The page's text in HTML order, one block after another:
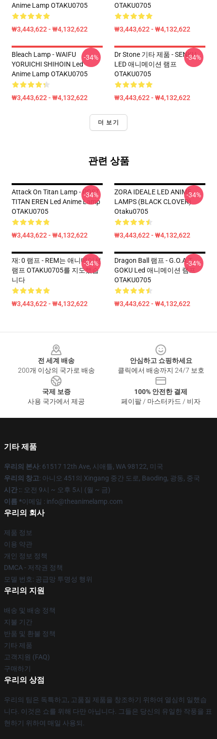
Anime Lamp OTAKU0705
₩3,443,622 - ₩4,132,622
OTAKU0705
₩3,443,622 - ₩4,132,622
Bleach Lamp - WAIFU
YORUICHI SHIHOIN Led
Anime Lamp OTAKU0705
₩3,443,622 - ₩4,132,622
-34%
Dr Stone 기타 제품 - SENKU
LED 애니메이션 램프
OTAKU0705
₩3,443,622 - ₩4,132,622
-34%
더 보기
관련 상품
Attack On Titan Lamp - POST
TITAN EREN Led Anime Lamp
OTAKU0705
₩3,443,622 - ₩4,132,622
-34%
ZORA IDEALE LED ANIME
LAMPS (BLACK CLOVER)
Otaku0705
₩3,443,622 - ₩4,132,622
-34%
재: 0 램프 - REM는 애니메이션
램프 OTAKU0705를 지도했습
니다
₩3,443,622 - ₩4,132,622
-34%
Dragon Ball 램프 - G.O.A.T.
GOKU Led 애니메이션 램프
OTAKU0705
₩3,443,622 - ₩4,132,622
-34%
전 세계 배송
200개 이상의 국가로 배송
안심하고 쇼핑하세요
클릭에서 배송까지 24/7 보호
국제 보증
사용 국가에서 제공
100% 안전한 결제
페이팔 / 마스터카드 / 비자
기타 제품
우리의 본사: 61517 12th Ave, 시애틀, WA 98122, 미국
우리의 창고: 아니오 451의 Xingang 중간 도로, Baoding, 광동, 중국
시간 :: 오전 9시 ~ 오후 5시 (월 ~ 금)
이름 *이메일 : info@theanimelamp.com
우리의 회사
제품 정보
이용 약관
개인 정보 정책
DMCA - 저작권 정책
모델 번호: 공급망 투명성 행위
우리의 지원
배송 및 배송 정책
지불 기간
반품 및 환불 정책
기타 제품
고객지원 (FAQ)
구매하기
우리의 상점
우리의 팀은 독특하고, 고품질 제품을 창조하기 위하여 열심히 일했습
니다. 이것은 쇼를 위해 다만 아닙니다. 그들은 당신의 유일한 작풍을 표
현하기 위하여 매일 사용되.